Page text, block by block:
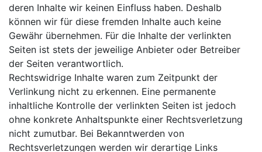
deren Inhalte wir keinen Einfluss haben. Deshalb
können wir für diese fremden Inhalte auch keine
Gewähr übernehmen. Für die Inhalte der verlinkten
Seiten ist stets der jeweilige Anbieter oder Betreiber
der Seiten verantwortlich.
Rechtswidrige Inhalte waren zum Zeitpunkt der
Verlinkung nicht zu erkennen. Eine permanente
inhaltliche Kontrolle der verlinkten Seiten ist jedoch
ohne konkrete Anhaltspunkte einer Rechtsverletzung
nicht zumutbar. Bei Bekanntwerden von
Rechtsverletzungen werden wir derartige Links